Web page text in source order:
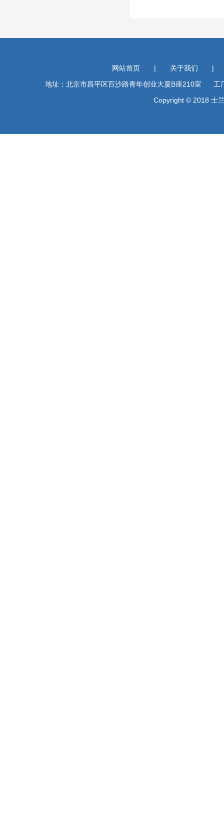
网站首页 | 关于我们
|
地址：北京市昌平区百沙路青年创业大厦B座210室 工
Copyright © 2018 士